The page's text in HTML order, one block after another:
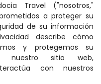
Travel ("nosotros,"
a proteger su
de su información
describe cómo
y protegemos su
nuestro sitio web,
con nuestros